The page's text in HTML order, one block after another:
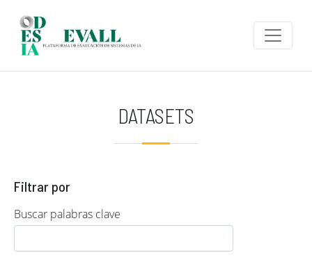
DATASETS
Filtrar por
Buscar palabras clave